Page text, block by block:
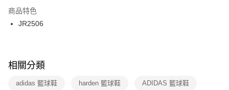
２．訂單成立數日內，您將收到繳費通知簡訊。
３．收到繳費通知簡訊後14天內，點擊此簡訊中的連結，可透過四大超商／
ATM／網路銀行／等多元方式進行付款，方視為交易完成。
※ 交易是否成功請以「AFTEE先享後付 」之結帳頁面顯示為準，若有關於
是否繳費成功／繳費後需取消欲退款等相關疑問，請聯繫「AFTEE先享後付
客戶支援中心」https://netprotections.freshdesk.com/support/home
付款後門市自取
每筆NT$100，滿NT$1,500(含以上)免運費
商品特色
JR2506
相關分類
adidas 籃球鞋 harden 籃球鞋 ADIDAS 籃球鞋